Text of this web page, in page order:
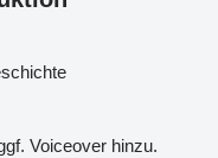
Voiceover hinzu.